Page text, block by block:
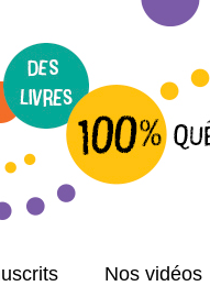
Nos vidéos